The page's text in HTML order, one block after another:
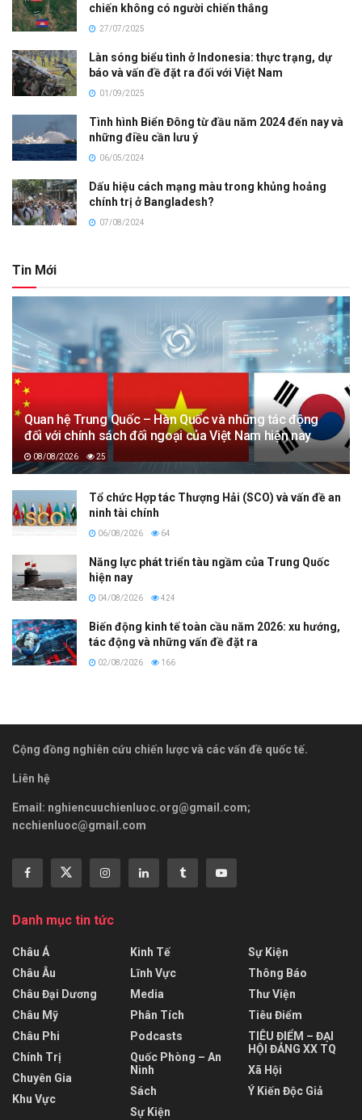
chiến không có người chiến thắng
27/07/2025
Làn sóng biểu tình ở Indonesia: thực trạng, dự
báo và vấn đề đặt ra đối với Việt Nam
01/09/2025
Tình hình Biển Đông từ đầu năm 2024 đến nay và
những điều cần lưu ý
06/05/2024
Dấu hiệu cách mạng màu trong khủng hoảng
chính trị ở Bangladesh?
07/08/2024
Tin Mới
Quan hệ Trung Quốc – Hàn Quốc và những tác động
đối với chính sách đối ngoại của Việt Nam hiện nay
08/08/2026 25
Tổ chức Hợp tác Thượng Hải (SCO) và vấn đề an
ninh tài chính
06/08/2026 64
Năng lực phát triển tàu ngầm của Trung Quốc
hiện nay
04/08/2026 424
Biến động kinh tế toàn cầu năm 2026: xu hướng,
tác động và những vấn đề đặt ra
02/08/2026 166
Cộng đồng nghiên cứu chiến lược và các vấn đề quốc tế.
Liên hệ
Email: nghiencuuchienluoc.org@gmail.com;
ncchienluoc@gmail.com
Danh mục tin tức
Châu Á
Châu Âu
Châu Đại Dương
Châu Mỹ
Châu Phi
Chính Trị
Chuyên Gia
Khu Vực
Kinh Tế
Lĩnh Vực
Media
Phân Tích
Podcasts
Quốc Phòng – An
Ninh
Sách
Sự Kiện
Sự Kiện
Thông Báo
Thư Viện
Tiêu Điểm
TIÊU ĐIỂM – ĐẠI
HỘI ĐẢNG XX TQ
Xã Hội
Ý Kiến Độc Giả